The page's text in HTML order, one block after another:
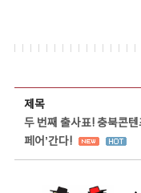
제목
두 번째 출사표! 충북콘
페어’간다!